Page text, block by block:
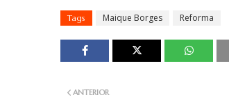
Tags Maique Borges Reforma
ANTERIOR